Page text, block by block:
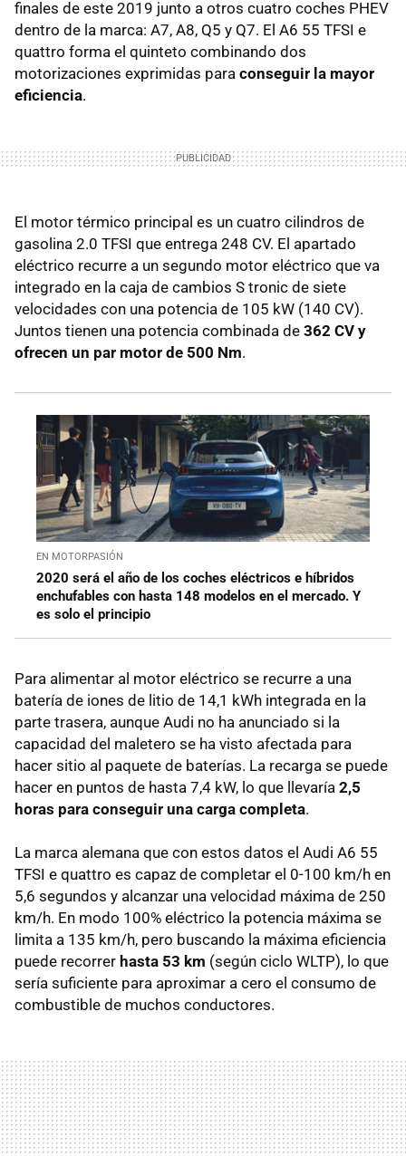
finales de este 2019 junto a otros cuatro coches PHEV
dentro de la marca: A7, A8, Q5 y Q7. El A6 55 TFSI e
quattro forma el quinteto combinando dos
motorizaciones exprimidas para conseguir la mayor
eficiencia.
El motor térmico principal es un cuatro cilindros de
gasolina 2.0 TFSI que entrega 248 CV. El apartado
eléctrico recurre a un segundo motor eléctrico que va
integrado en la caja de cambios S tronic de siete
velocidades con una potencia de 105 kW (140 CV).
Juntos tienen una potencia combinada de 362 CV y
ofrecen un par motor de 500 Nm.
EN MOTORPASIÓN
2020 será el año de los coches eléctricos e híbridos
enchufables con hasta 148 modelos en el mercado. Y
es solo el principio
Para alimentar al motor eléctrico se recurre a una
batería de iones de litio de 14,1 kWh integrada en la
parte trasera, aunque Audi no ha anunciado si la
capacidad del maletero se ha visto afectada para
hacer sitio al paquete de baterías. La recarga se puede
hacer en puntos de hasta 7,4 kW, lo que llevaría 2,5
horas para conseguir una carga completa.
La marca alemana que con estos datos el Audi A6 55
TFSI e quattro es capaz de completar el 0-100 km/h en
5,6 segundos y alcanzar una velocidad máxima de 250
km/h. En modo 100% eléctrico la potencia máxima se
limita a 135 km/h, pero buscando la máxima eficiencia
puede recorrer hasta 53 km (según ciclo WLTP), lo que
sería suficiente para aproximar a cero el consumo de
combustible de muchos conductores.